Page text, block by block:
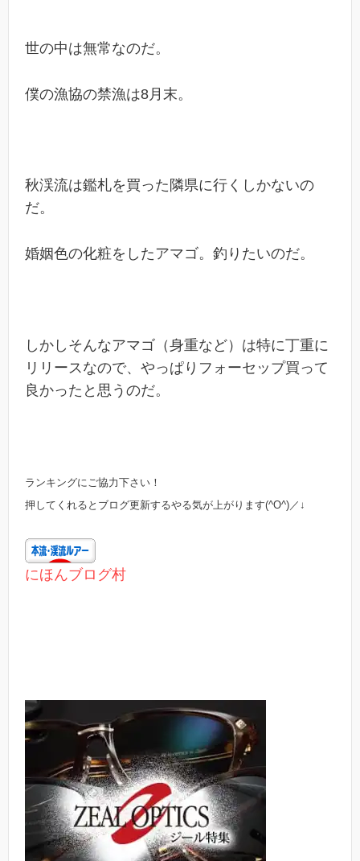
世の中は無常なのだ。
僕の漁協の禁漁は8月末。
秋渓流は鑑札を買った隣県に行くしかないの
だ。
婚姻色の化粧をしたアマゴ。釣りたいのだ。
しかしそんなアマゴ（身重など）は特に丁重に
リリースなので、やっぱりフォーセップ買って
良かったと思うのだ。
ランキングにご協力下さい！
押してくれるとブログ更新するやる気が上がります(^O^)／↓
にほんブログ村